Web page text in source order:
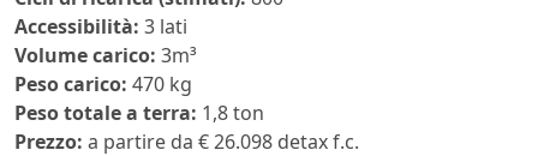
Accessibilità: 3 lati
Volume carico: 3m³
Peso carico: 470 kg
Peso totale a terra: 1,8 ton
Prezzo: a partire da € 26.098 detax f.c.